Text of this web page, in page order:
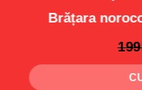
Brățara